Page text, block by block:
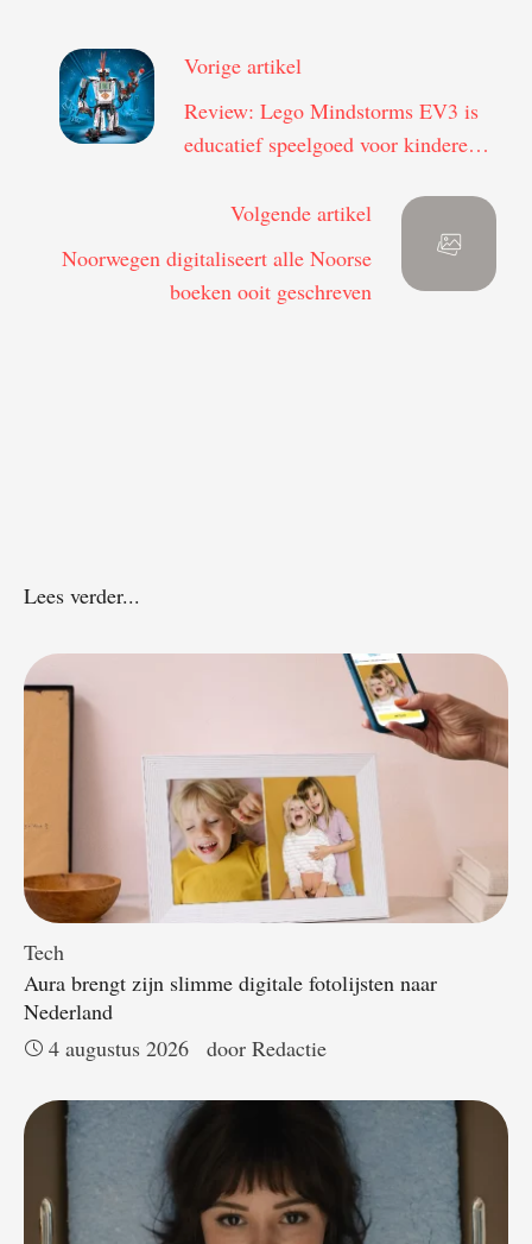
Vorige artikel
Review: Lego Mindstorms EV3 is
educatief speelgoed voor kinderen
Volgende artikel
Noorwegen digitaliseert alle Noorse
boeken ooit geschreven
Lees verder...
Tech
Aura brengt zijn slimme digitale fotolijsten naar
Nederland
4 augustus 2026
door Redactie